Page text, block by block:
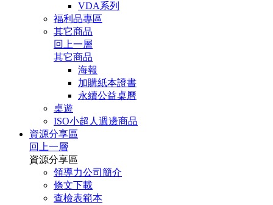
VDA系列
福利品專區
其它商品
回上一層
其它商品
海報
加購紙本證書
永續公益桌曆
桌遊
ISO小超人週邊商品
資源分享區
回上一層
資源分享區
領導力公司簡介
條文下載
查檢表範本